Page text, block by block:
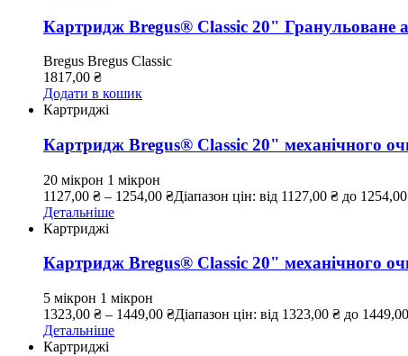
Картридж Bregus® Classic 20" Гранульоване
Bregus Bregus Classic
1817,00 ₴
Додати в кошик
Картриджі
Картридж Bregus® Classic 20" механічного
20 мікрон 1 мікрон
1127,00 ₴ – 1254,00 ₴Діапазон цін: від 1127,00 ₴ до
Детальніше
Картриджі
Картридж Bregus® Classic 20" механічного
5 мікрон 1 мікрон
1323,00 ₴ – 1449,00 ₴Діапазон цін: від 1323,00 ₴ до
Детальніше
Картриджі